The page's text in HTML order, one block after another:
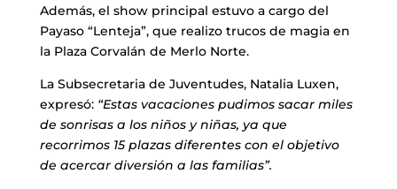
Además, el show principal estuvo a cargo del
Payaso “Lenteja”, que realizo trucos de magia en
la Plaza Corvalán de Merlo Norte.
La Subsecretaria de Juventudes, Natalia Luxen,
expresó: “Estas vacaciones pudimos sacar miles
de sonrisas a los niños y niñas, ya que
recorrimos 15 plazas diferentes con el objetivo
de acercar diversión a las familias”.